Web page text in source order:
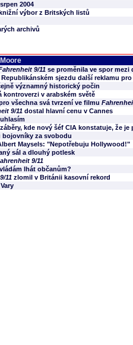
2004
výbor z Britských listů
archivů
9/11 se proměnila ve spor
Republikánském sjezdu další reklamu
významný historický počin
kontroverzi v arabském světě
všechna svá tvrzení ve filmu
9/11 dostal hlavní cenu v Cannes
kde nový šéf CIA konstatuje, že
bojovníky za svobodu
Maysels: "Nepotřebuju Hollywood!"
sál a dlouhý potlesk
9/11
lhát občanům?
11 zlomil v Británii kasovní rekord